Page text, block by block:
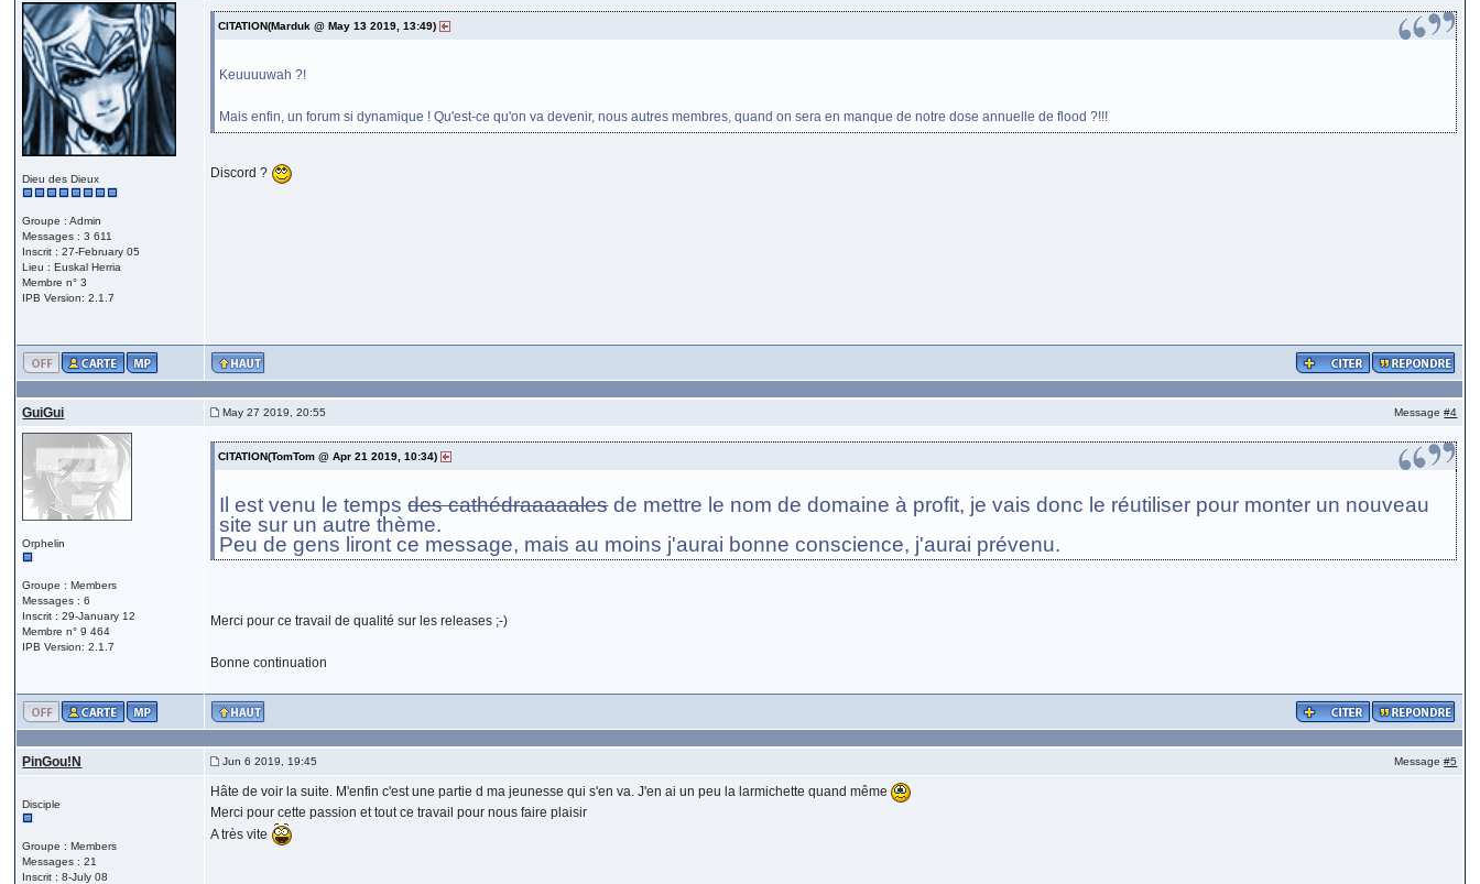
Dieu des Dieux
Groupe : Admin
Messages : 3 611
Inscrit : 27-February 05
Lieu : Euskal Herria
Membre n° 3
IPB Version: 2.1.7
CITATION(Marduk @ May 13 2019, 13:49)
Keuuuuwah ?!
Mais enfin, un forum si dynamique ! Qu'est-ce qu'on va devenir, nous autres membres, quand on sera en manque de notre dose annuelle de flood ?!!!
Discord ?
GuiGui May 27 2019, 20:55 Message#4
Orphelin
Groupe : Members
Messages : 6
Inscrit : 29-January 12
Membre n° 9 464
IPB Version: 2.1.7
CITATION(TomTom @ Apr 21 2019, 10:34)
Il est venu le tempsdes cathédraaaaalesde mettre le nom de domaine à profit, je vais donc le réutiliser pour monter un nouveau
site sur un autre thème.
Peu de gens liront ce message, mais au moins j'aurai bonne conscience, j'aurai prévenu.
Merci pour ce travail de qualité sur les releases ;-)
Bonne continuation
PinGou!N Jun 6 2019, 19:45 Message#5
Disciple
Groupe : Members
Messages : 21
Inscrit : 8-July 08
Hâte de voir la suite. M'enfin c'est une partie d ma jeunesse qui s'en va. J'en ai un peu la larmichette quand même
Merci pour cette passion et tout ce travail pour nous faire plaisir
A très vite